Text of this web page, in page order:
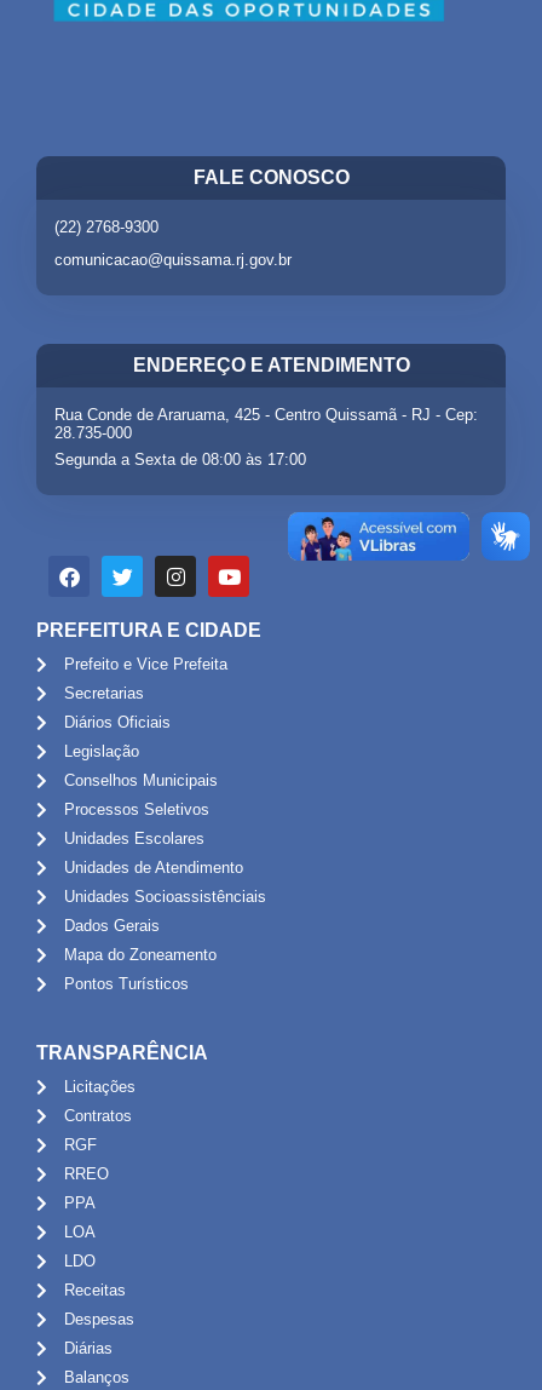
FALE CONOSCO
(22) 2768-9300
comunicacao@quissama.rj.gov.br
ENDEREÇO E ATENDIMENTO
Rua Conde de Araruama, 425 - Centro Quissamã - RJ - Cep:
28.735-000
Segunda a Sexta de 08:00 às 17:00
PREFEITURA E CIDADE
Prefeito e Vice Prefeita
Secretarias
Diários Oficiais
Legislação
Conselhos Municipais
Processos Seletivos
Unidades Escolares
Unidades de Atendimento
Unidades Socioassistênciais
Dados Gerais
Mapa do Zoneamento
Pontos Turísticos
TRANSPARÊNCIA
Licitações
Contratos
RGF
RREO
PPA
LOA
LDO
Receitas
Despesas
Diárias
Balanços